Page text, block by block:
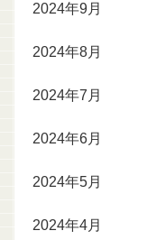
2024年9月
2024年8月
2024年7月
2024年6月
2024年5月
2024年4月